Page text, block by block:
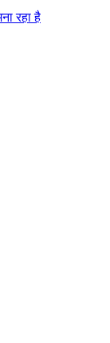
रहा है